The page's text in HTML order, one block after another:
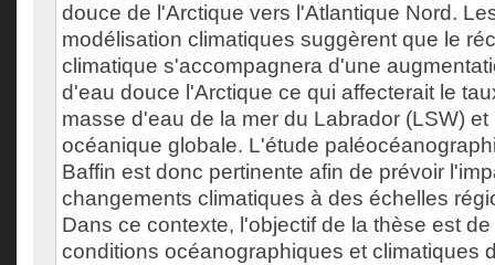
douce de l'Arctique vers l'Atlantique Nord.
modélisation climatiques suggèrent que le
climatique s'accompagnera d'une
d'eau douce l'Arctique ce qui affecterait le
masse d'eau de la mer du Labrador (LSW) et
océanique globale. L'étude
Baffin est donc pertinente afin de prévoir
changements climatiques à des échelles
Dans ce contexte, l'objectif de la thèse est
conditions océanographiques et climatiques